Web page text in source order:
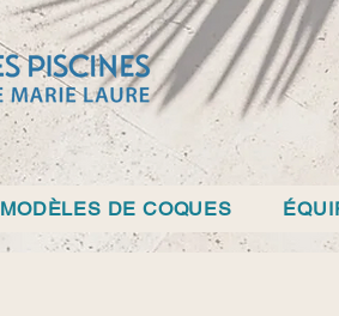
MODÈLES DE COQUES